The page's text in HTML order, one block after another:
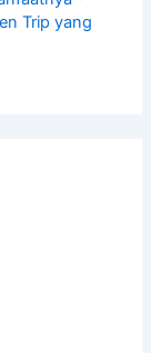
Trip yang